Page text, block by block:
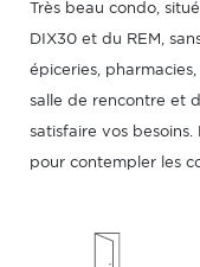
Très beau condo,
DIX30 et du REM,
épiceries,
salle de rencontre et
satisfaire vos
pour contempler les